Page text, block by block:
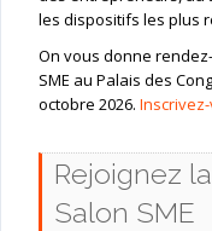
les dispositifs les plus
On vous donne
SME au Palais des
octobre 2026.
Rejoignez
Salon SME